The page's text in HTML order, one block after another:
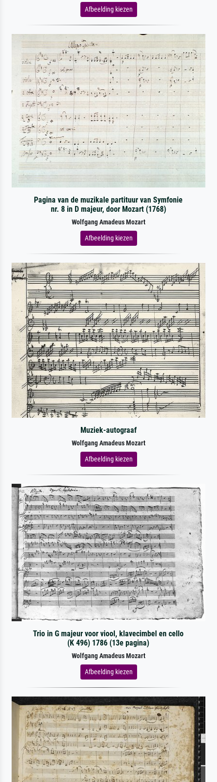
Afbeelding kiezen
Pagina van de muzikale partituur van Symfonie
nr. 8 in D majeur, door Mozart (1768)
Wolfgang Amadeus Mozart
Afbeelding kiezen
Muziek-autograaf
Wolfgang Amadeus Mozart
Afbeelding kiezen
Trio in G majeur voor viool, klavecimbel en cello
(K 496) 1786 (13e pagina)
Wolfgang Amadeus Mozart
Afbeelding kiezen